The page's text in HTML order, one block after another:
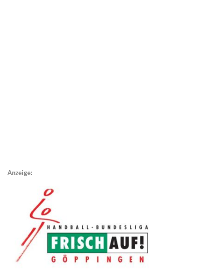
Anzeige: